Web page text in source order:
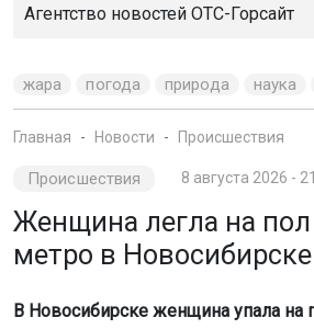
Агентство новостей ОТС-Горсайт
жара погода природа наука
Главная Новости Происшествия
Происшествия 8 августа 2026 -
Женщина легла на пол
метро в Новосибирске
В Новосибирске женщина упала на